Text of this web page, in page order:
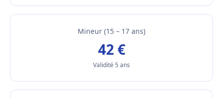
Mineur (15 – 17 ans)
42 €
Validité 5 ans